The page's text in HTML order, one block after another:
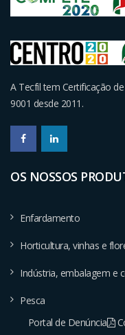
A Tecfil tem Certificação
9001 desde 2011.
OS NOSSOS
Enfardamento
Horticultura, vinhas e
Indústria, embalagem e
Pesca
Portal de Denúncia